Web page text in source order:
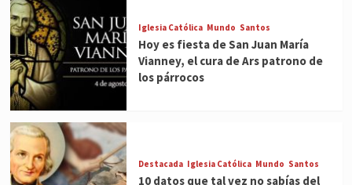
Iglesia Católica Mundo Santos
Hoy es fiesta de San Juan María
Vianney, el cura de Ars patrono de
los párrocos
Destacada Iglesia Católica Mundo Santos
10 datos que tal vez no sabías del